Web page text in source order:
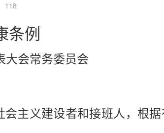
118
条例
大会常务委员会
主义建设者和接班人，根